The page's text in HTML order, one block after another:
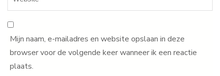
Mijn naam, e-mailadres en website opslaan in deze
browser voor de volgende keer wanneer ik een reactie
plaats.